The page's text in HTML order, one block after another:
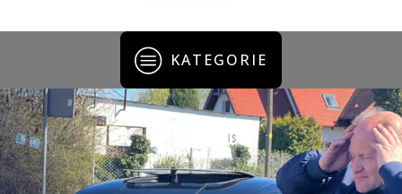
KATEGORIE